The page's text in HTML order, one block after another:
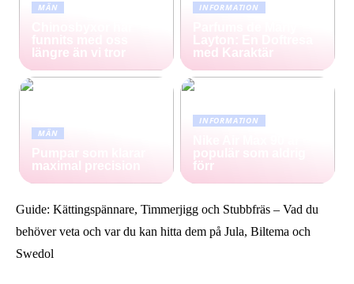
MÄN
funnits med oss
längre än vi tror
INFORMATION
Layton: En Doftresa
med Karaktär
MÄN
Pumpar som klarar
maximal precision
INFORMATION
förr
Guide: Kättingspännare, Timmerjigg och Stubbfräs – Vad du
behöver veta och var du kan hitta dem på Jula, Biltema och
Swedol